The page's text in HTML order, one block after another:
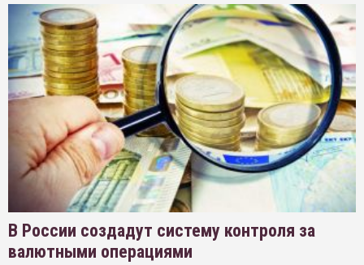
В России создадут систему контроля за
валютными операциями